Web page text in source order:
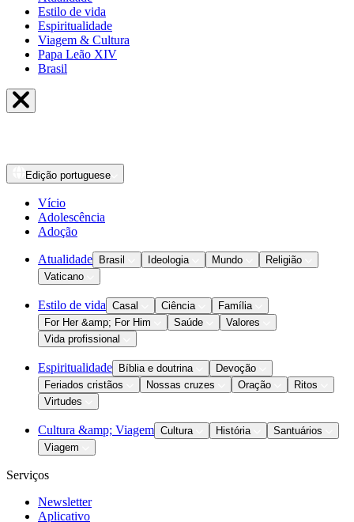
Estilo de vida
Espiritualidade
Viagem & Cultura
Papa Leão XIV
Brasil
Edição portuguese
Vício
Adolescência
Adoção
Atualidade Brasil Ideologia Mundo
Religião
Vaticano
Estilo de vida Casal Ciência
Família
For Her &amp; For Him
Saúde
Valores
Vida profissional
Espiritualidade Bíblia e doutrina
Devoção
Feriados cristãos
Nossas cruzes Oração
Ritos
Virtudes
Cultura &amp; Viagem Cultura História
Santuários
Viagem
Serviços
Newsletter
Aplicativo